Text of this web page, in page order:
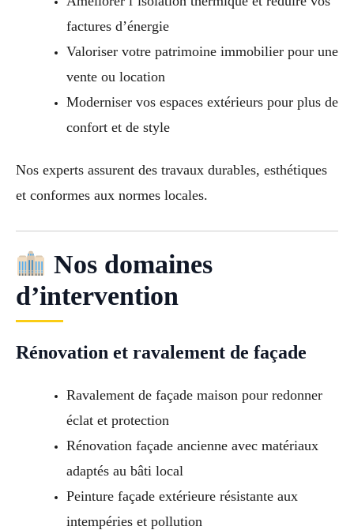
factures d’énergie
Valoriser votre patrimoine immobilier pour une
vente ou location
Moderniser vos espaces extérieurs pour plus de
confort et de style
Nos experts assurent des travaux durables, esthétiques
et conformes aux normes locales.
Nos domaines
d’intervention
Rénovation et ravalement de façade
Ravalement de façade maison pour redonner
éclat et protection
Rénovation façade ancienne avec matériaux
adaptés au bâti local
Peinture façade extérieure résistante aux
intempéries et pollution